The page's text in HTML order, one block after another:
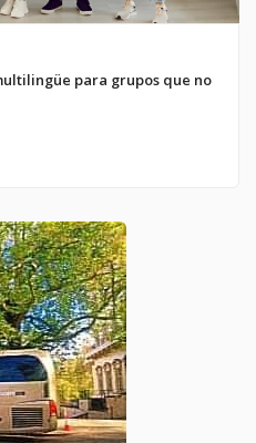
para grupos que no